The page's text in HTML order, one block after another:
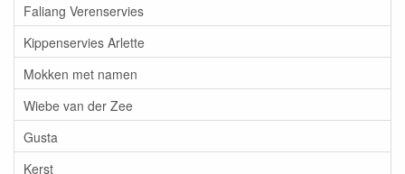
Faliang Verenservies
Kippenservies Arlette
Mokken met namen
Wiebe van der Zee
Gusta
Kerst